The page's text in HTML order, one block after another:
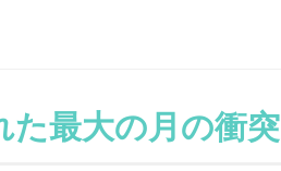
た最大の月の衝突